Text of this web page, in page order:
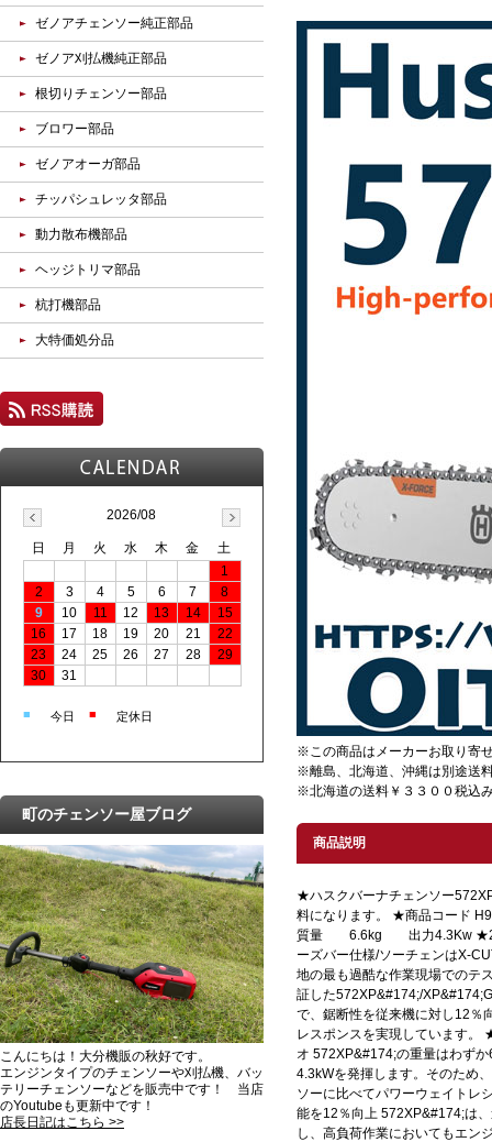
※この商品はメーカーお取り寄
※離島、北海道、沖縄は別途送
※北海道の送料￥３３００税込
商品説明
★ハスクバーナチェンソー
料になります。 ★商品コード
質量 6.6kg 出力4.3Kw ★20
ーズバー仕様/ソーチェンはX-
地の最も過酷な作業現場でのテ
証した572XP&#174;/
で、鋸断性を従来機に対し12％
レスポンスを実現しています。
オ 572XP&#174;の重量はわず
4.3kWを発揮します。そのため
ソーに比べてパワーウェイトレ
能を12％向上 572XP&#174;は
し、高負荷作業においてもエン
ゼノアチェンソー純正部品
ゼノア刈払機純正部品
根切りチェンソー部品
ブロワー部品
ゼノアオーガ部品
チッパシュレッタ部品
動力散布機部品
ヘッジトリマ部品
杭打機部品
大特価処分品
2026/08
日 月 火 水 木 金
土
1
2
3 4 5 6 7
8
9
10 11 12 13 14
15
16
17 18 19 20 21
22
23
24 25 26 27 28
29
30
31
■ 今日 ■ 定休日
町のチェンソー屋ブログ
こんにちは！大分機販の秋好です。
エンジンタイプのチェンソーや刈払機、バッ
テリーチェンソーなどを販売中です！ 当店
のYoutubeも更新中です！
店長日記はこちら >>